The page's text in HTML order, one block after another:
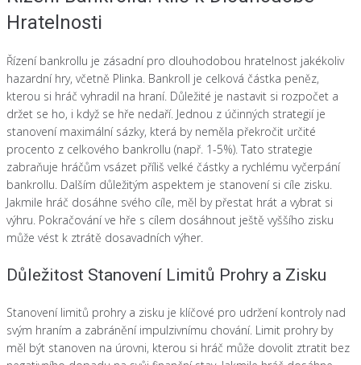
Hratelnosti
Řízení bankrollu je zásadní pro dlouhodobou hratelnost jakékoliv
hazardní hry, včetně Plinka. Bankroll je celková částka peněz,
kterou si hráč vyhradil na hraní. Důležité je nastavit si rozpočet a
držet se ho, i když se hře nedaří. Jednou z účinných strategií je
stanovení maximální sázky, která by neměla překročit určité
procento z celkového bankrollu (např. 1-5%). Tato strategie
zabraňuje hráčům vsázet příliš velké částky a rychlému vyčerpání
bankrollu. Dalším důležitým aspektem je stanovení si cíle zisku.
Jakmile hráč dosáhne svého cíle, měl by přestat hrát a vybrat si
výhru. Pokračování ve hře s cílem dosáhnout ještě vyššího zisku
může vést k ztrátě dosavadních výher.
Důležitost Stanovení Limitů Prohry a Zisku
Stanovení limitů prohry a zisku je klíčové pro udržení kontroly nad
svým hraním a zabránění impulzivnímu chování. Limit prohry by
měl být stanoven na úrovni, kterou si hráč může dovolit ztratit bez